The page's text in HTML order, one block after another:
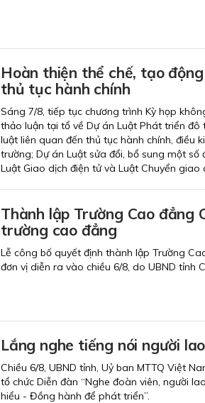
Hoàn thiện thể chế, tạo
thủ tục hành chính
Sáng 7/8, tiếp tục chương trình Kỳ họp
thảo luận tại tổ về Dự án Luật Phát triển đô
luật liên quan đến thủ tục hành chính, điều
trường; Dự án Luật sửa đổi, bổ sung một
Luật Giao dịch điện tử và Luật Chuyển giao
Thành lập Trường Cao đẳng
trường cao đẳng
Lễ công bố quyết định thành lập Trường
đơn vị diễn ra vào chiều 6/8, do UBND tỉnh
Lắng nghe tiếng nói người
Chiều 6/8, UBND tỉnh, Uỷ ban MTTQ Việt
tổ chức Diễn đàn “Nghe đoàn viên, người
hiểu - Đồng hành để phát triển”.